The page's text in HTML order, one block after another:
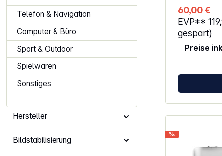
Telefon & Navigation
Computer & Büro
Sport & Outdoor
Spielwaren
Sonstiges
Hersteller
Bildstabilisierung
machen –
bist. Daten
WLAN mit
deine
Fotosensor
Detailreiche 4K-
Aufnahmen
Screen 18-facher Digitalzoom für
oder Tablet Austauschbarer Lithium-
Ionen-Akku Abmessungen (B x H x T):
60,00 €
EVP**
gespart)
Preise
%